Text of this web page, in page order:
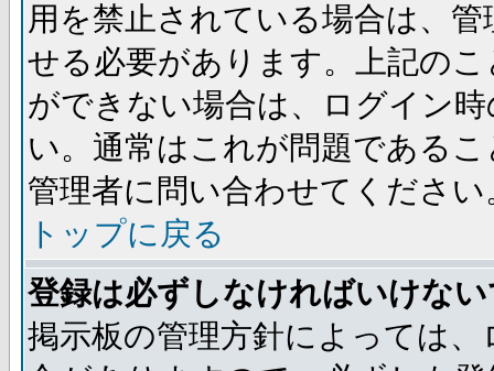
用を禁止されている場合は、
せる必要があります。上記の
ができない場合は、ログイン
い。通常はこれが問題である
管理者に問い合わせてください
トップに戻る
登録は必ずしなければいけな
掲示板の管理方針によっては